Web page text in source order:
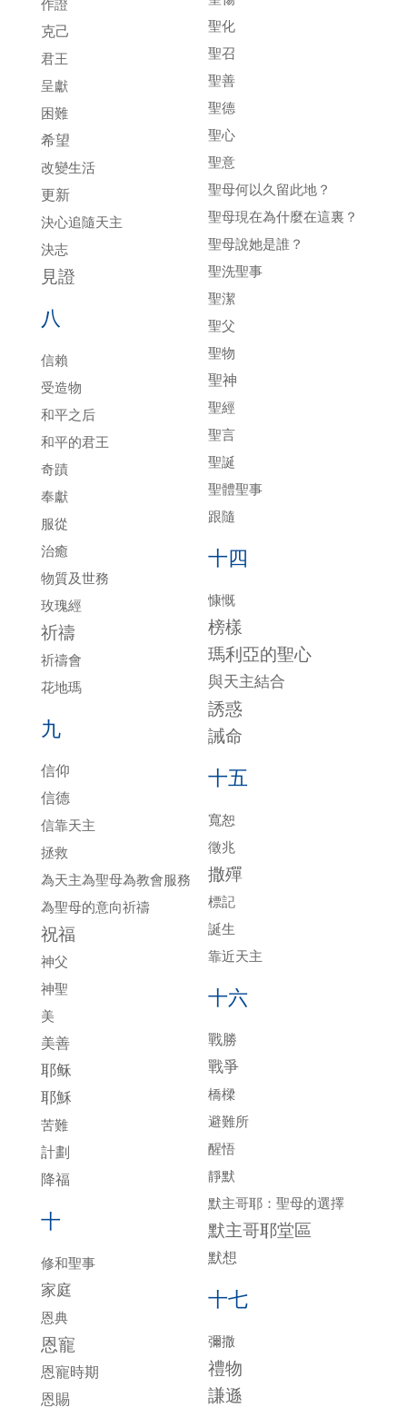
作證
克己
君王
呈獻
困難
希望
改變生活
更新
決心追隨天主
決志
見證
八
信賴
受造物
和平之后
和平的君王
奇蹟
奉獻
服從
治癒
物質及世務
玫瑰經
祈禱
祈禱會
花地瑪
九
信仰
信德
信靠天主
拯救
為天主為聖母為教會服務
為聖母的意向祈禱
祝福
神父
神聖
美
美善
耶稣
耶穌
苦難
計劃
降福
十
修和聖事
家庭
恩典
恩寵
恩寵時期
恩賜
聖化
聖召
聖善
聖德
聖心
聖意
聖母何以久留此地？
聖母現在為什麼在這裏？
聖母說她是誰？
聖洗聖事
聖潔
聖父
聖物
聖神
聖經
聖言
聖誕
聖體聖事
跟隨
十四
慷慨
榜樣
瑪利亞的聖心
與天主結合
誘惑
誡命
十五
寬恕
徵兆
撒殫
標記
誕生
靠近天主
十六
戰勝
戰爭
橋樑
避難所
醒悟
靜默
默主哥耶：聖母的選擇
默主哥耶堂區
默想
十七
彌撒
禮物
謙遜